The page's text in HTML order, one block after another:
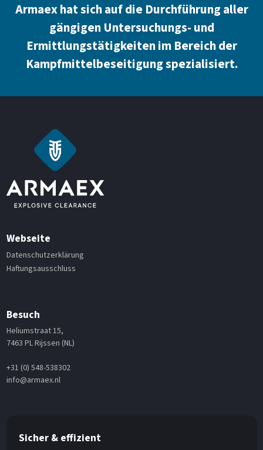
Armaex hat sich auf die Durchführung aller
gängigen Untersuchungs- und
Ermittlungstätigkeiten im Bereich der
Kampfmittelbeseitigung spezialisiert.
Webseite
Datenschutzerklärung
Haftungsausschluss
Besuch
Heliumstraat 15,
7463 PL Rijssen (NL)
+31 (0) 548-538302
info@armaex.nl
Sicher & effizient